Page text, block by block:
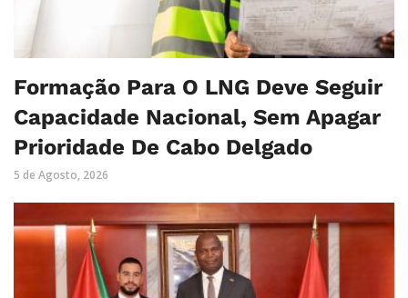
Formação Para O LNG Deve Seguir
Capacidade Nacional, Sem Apagar
Prioridade De Cabo Delgado
5 de Agosto, 2026